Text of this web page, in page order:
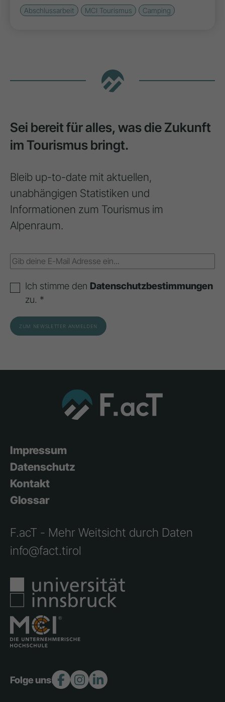
Abschlussarbeit
MCI Tourismus Camping
Sei bereit für alles, was die Zukunft
im Tourismus bringt.
Bleib up-to-date mit aktuellen,
unabhängigen Statistiken und
Informationen zum Tourismus im
Alpenraum.
Ich stimme den Datenschutzbestimmungen
zu. *
Impressum
Datenschutz
Kontakt
Glossar
F.acT - Mehr Weitsicht durch Daten
info@fact.tirol
Folge uns: